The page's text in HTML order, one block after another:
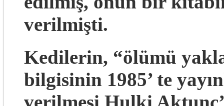
verilmişti.
Kedilerin, “ölümü
bilgisinin 1985’ te